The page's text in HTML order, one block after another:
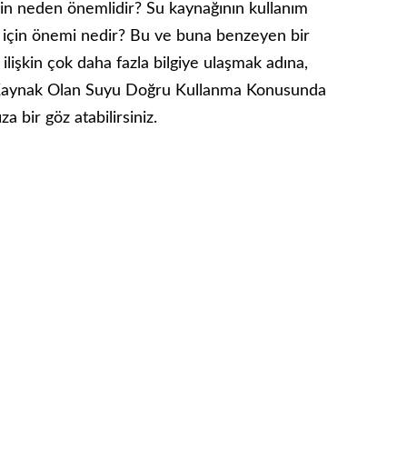
neden önemlidir? Su kaynağının kullanım
için önemi nedir? Bu ve buna benzeyen bir
çok daha fazla bilgiye ulaşmak adına,
Olan Suyu Doğru Kullanma Konusunda
bir göz atabilirsiniz.